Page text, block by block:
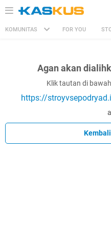
KOMUNITAS FOR YOU
Agan akan
Klik tautan di
https://